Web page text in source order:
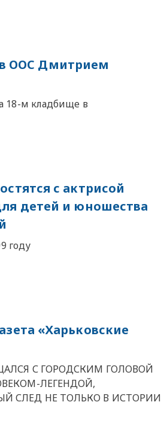
ООС Дмитрием
18-м кладбище в
с актрисой
детей и юношества
году
«Харьковские
С ГОРОДСКИМ ГОЛОВОЙ
ЛЕГЕНДОЙ,
СЛЕД НЕ ТОЛЬКО В ИСТОРИИ